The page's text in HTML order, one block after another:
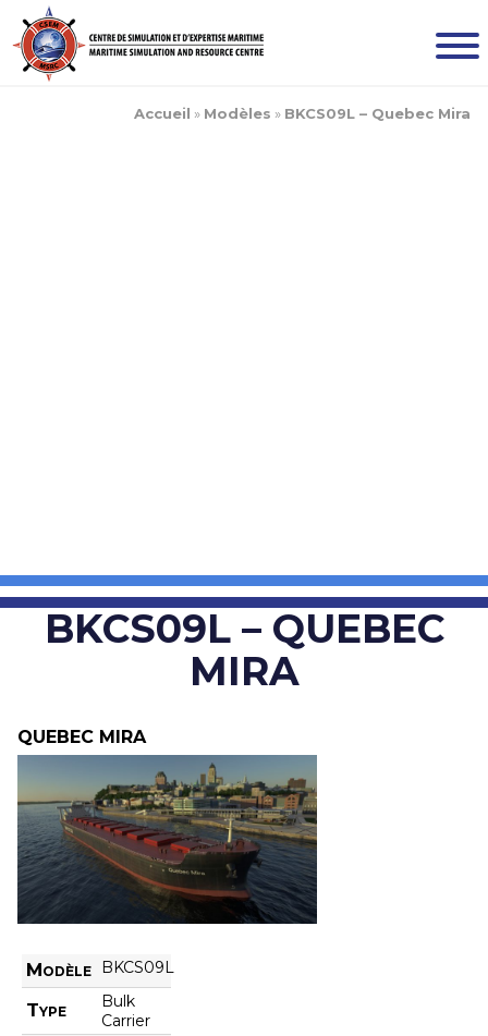
Accueil » Modèles » BKCS09L – Quebec Mira
BKCS09L – QUEBEC
MIRA
QUEBEC MIRA
Modèle BKCS09L
Type
Bulk
Carrier